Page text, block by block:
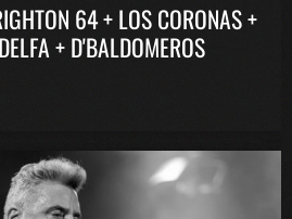
64 + LOS CORONAS +
+ D'BALDOMEROS